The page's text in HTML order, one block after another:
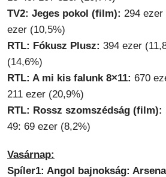
TV2: Jeges pokol (film): 294
ezer (10,5%)
RTL: Fókusz Plusz: 394 ezer
(14,6%)
RTL: A mi kis falunk 8×11: 670
211 ezer (20,9%)
RTL: Rossz szomszédság (film):
49: 69 ezer (8,2%)
Vasárnap:
Spíler1: Angol bajnokság: